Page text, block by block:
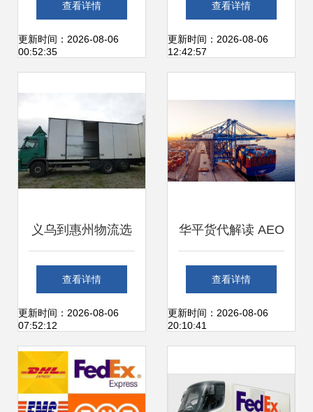
规范成本查解 ”
查看详情
更新时间：2026-08-06
00:52:35
运托运服务详解
查看详情
更新时间：2026-08-06
12:42:57
义乌到惠州物流选
择全攻略 如何找到
靠谱的货运代理
查看详情
更新时间：2026-08-06
07:52:12
华平货代解读 AEO
国际互认如何改变
全球货运格局
查看详情
更新时间：2026-08-06
20:10:41